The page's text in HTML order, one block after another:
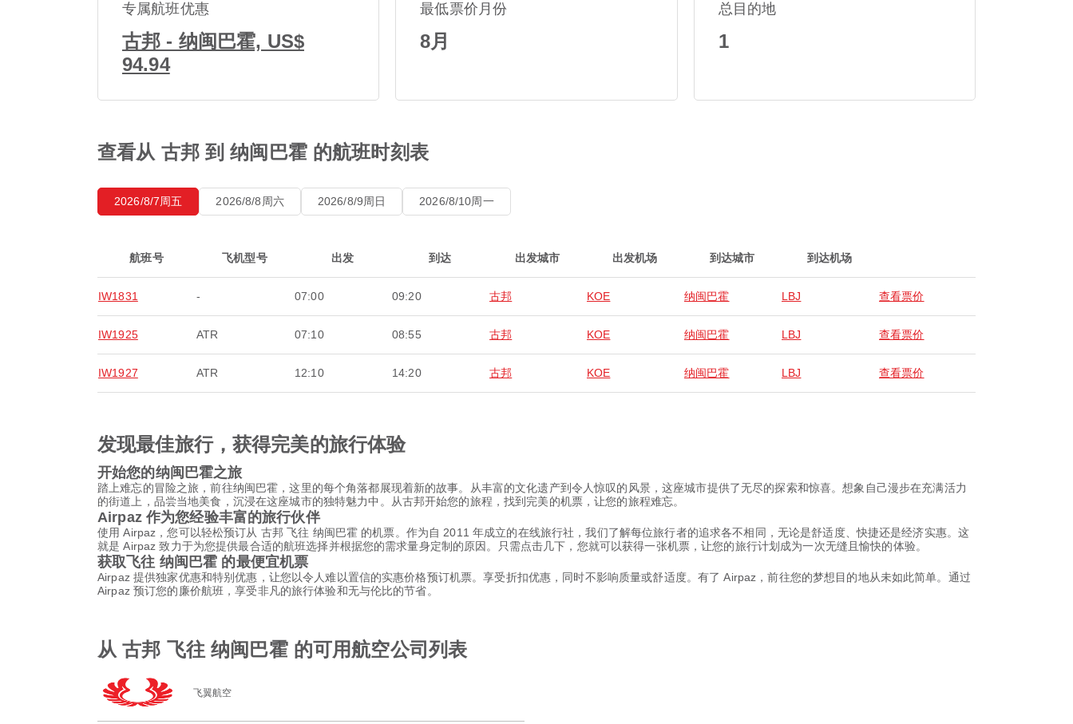
专属航班优惠
古邦 - 纳闽巴霍, US$
94.94
最低票价月份
8月
总目的地
1
查看从 古邦 到 纳闽巴霍 的航班时刻表
2026/8/7周五 2026/8/8周六 2026/8/9周日 2026/8/10周一
航班号 飞机型号 出发 到达 出发城市 出发机场 到达城市 到达机场
IW1831 - 07:00 09:20 古邦 KOE 纳闽巴霍 LBJ 查看票价
IW1925 ATR 07:10 08:55 古邦 KOE 纳闽巴霍 LBJ 查看票价
IW1927 ATR 12:10 14:20 古邦 KOE 纳闽巴霍 LBJ 查看票价
发现最佳旅行，获得完美的旅行体验
开始您的纳闽巴霍之旅
踏上难忘的冒险之旅，前往纳闽巴霍，这里的每个角落都展现着新的故事。从丰富的文化遗产到令人惊叹的风景，这座城市提供了无尽的探索和惊喜。想象自己漫步在充满活力
的街道上，品尝当地美食，沉浸在这座城市的独特魅力中。从古邦开始您的旅程，找到完美的机票，让您的旅程难忘。
Airpaz 作为您经验丰富的旅行伙伴
使用 Airpaz，您可以轻松预订从 古邦 飞往 纳闽巴霍 的机票。作为自 2011 年成立的在线旅行社，我们了解每位旅行者的追求各不相同，无论是舒适度、快捷还是经济实惠。这
就是 Airpaz 致力于为您提供最合适的航班选择并根据您的需求量身定制的原因。只需点击几下，您就可以获得一张机票，让您的旅行计划成为一次无缝且愉快的体验。
获取飞往 纳闽巴霍 的最便宜机票
Airpaz 提供独家优惠和特别优惠，让您以令人难以置信的实惠价格预订机票。享受折扣优惠，同时不影响质量或舒适度。有了 Airpaz，前往您的梦想目的地从未如此简单。通过
Airpaz 预订您的廉价航班，享受非凡的旅行体验和无与伦比的节省。
从 古邦 飞往 纳闽巴霍 的可用航空公司列表
飞翼航空